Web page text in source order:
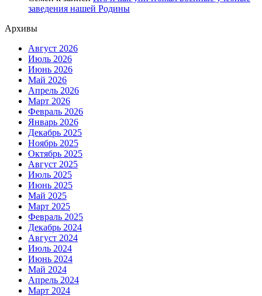
заведения нашей Родины
Архивы
Август 2026
Июль 2026
Июнь 2026
Май 2026
Апрель 2026
Март 2026
Февраль 2026
Январь 2026
Декабрь 2025
Ноябрь 2025
Октябрь 2025
Август 2025
Июль 2025
Июнь 2025
Май 2025
Март 2025
Февраль 2025
Декабрь 2024
Август 2024
Июль 2024
Июнь 2024
Май 2024
Апрель 2024
Март 2024